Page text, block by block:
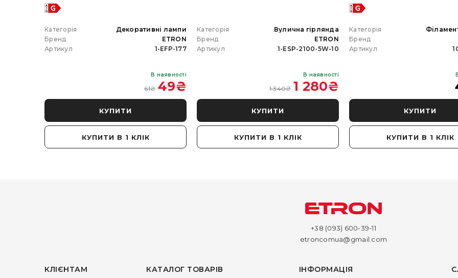
Категорія
Декоративні лампи
Бренд
ETRON
Артикул
1-EFP-177
В наявності
61₴ 49₴
КУПИТИ
КУПИТИ В 1 КЛІК
Категорія
Вулична гірлянда
Бренд
ETRON
Артикул
1-ESP-2100-5W-10
В наявності
1 340₴ 1 280₴
КУПИТИ
КУПИТИ В 1 КЛІК
Категорія
Бренд
Артикул
КУПИТИ
КУПИТИ В 1 КЛІК
+38 (093) 600-39-11
etroncomua@gmail.com
КЛІЄНТАМ КАТАЛОГ ТОВАРІВ ІНФОРМАЦІЯ